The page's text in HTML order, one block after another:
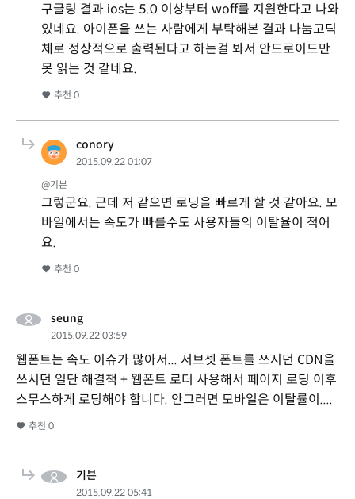
구글링 결과 ios는 5.0 이상부터 woff를 지원한다고 나와
있네요. 아이폰을 쓰는 사람에게 부탁해본 결과 나눔고딕
체로 정상적으로 출력된다고 하는걸 봐서 안드로이드만
못 읽는 것 같네요.
추천 0
conory
2015.09.22 01:07
@기븐
그렇군요. 근데 저 같으면 로딩을 빠르게 할 것 같아요. 모
바일에서는 속도가 빠를수도 사용자들의 이탈율이 적어
요.
추천 0
seung
2015.09.22 03:59
웹폰트는 속도 이슈가 많아서... 서브셋 폰트를 쓰시던 CDN을
쓰시던 일단 해결책 + 웹폰트 로더 사용해서 페이지 로딩 이후
스무스하게 로딩해야 합니다. 안그러면 모바일은 이탈률이....
추천 0
기븐
2015.09.22 05:41